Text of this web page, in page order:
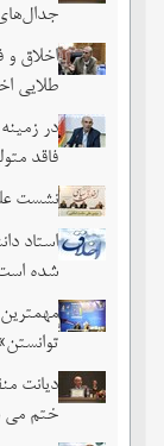
اخلاق
طلایی
در
فاقد
نشست
استاد
شده
مهمترین
دیانت
ختم می